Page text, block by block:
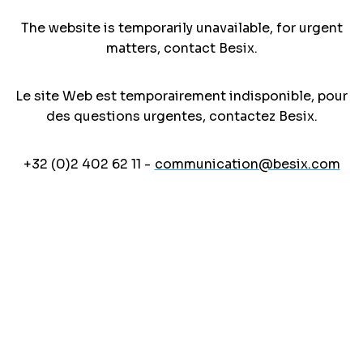
The website is temporarily unavailable, for urgent
matters, contact Besix.
Le site Web est temporairement indisponible, pour
des questions urgentes, contactez Besix.
+32 (0)2 402 62 11 - communication@besix.com